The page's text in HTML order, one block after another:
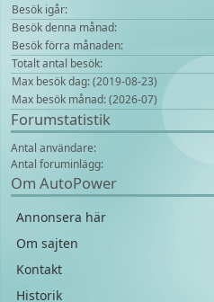
Besök igår:
Besök denna månad:
Besök förra månaden:
Totalt antal besök:
Max besök dag: (2019-08-23)
Max besök månad: (2026-07)
Forumstatistik
Antal användare:
Antal foruminlägg:
Om AutoPower
Annonsera här
Om sajten
Kontakt
Historik